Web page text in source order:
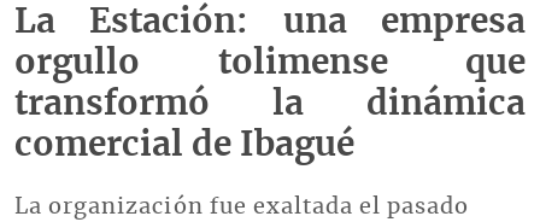
La Estación: una empresa
orgullo tolimense que
transformó la dinámica
comercial de Ibagué
La organización fue exaltada el pasado